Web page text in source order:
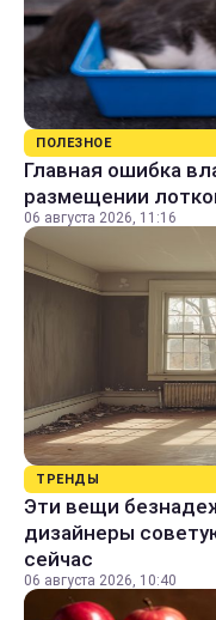
ПОЛЕЗНОЕ
Главная ошибка
размещении
06 августа 2026, 11:16
ТРЕНДЫ
Эти вещи
дизайнеры
сейчас
06 августа 2026, 10:40